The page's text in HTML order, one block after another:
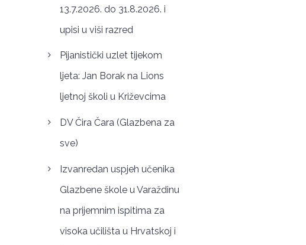
13.7.2026. do 31.8.2026. i
upisi u viši razred
Pijanistički uzlet tijekom
ljeta: Jan Borak na Lions
ljetnoj školi u Križevcima
DV Čira Čara (Glazbena za
sve)
Izvanredan uspjeh učenika
Glazbene škole u Varaždinu
na prijemnim ispitima za
visoka učilišta u Hrvatskoj i